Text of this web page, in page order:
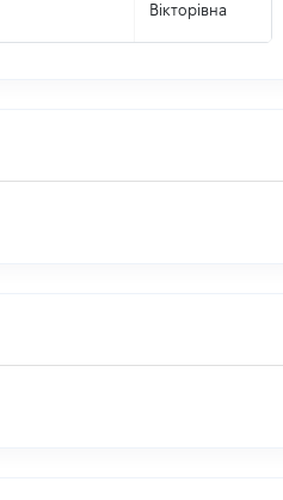
Вікторівна